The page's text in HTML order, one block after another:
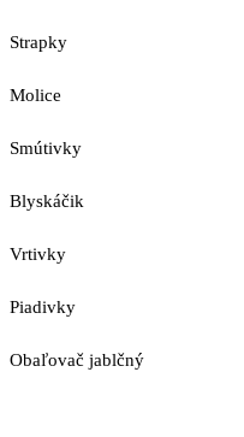
Strapky
Molice
Smútivky
Blyskáčik
Vrtivky
Piadivky
Obaľovač jablčný